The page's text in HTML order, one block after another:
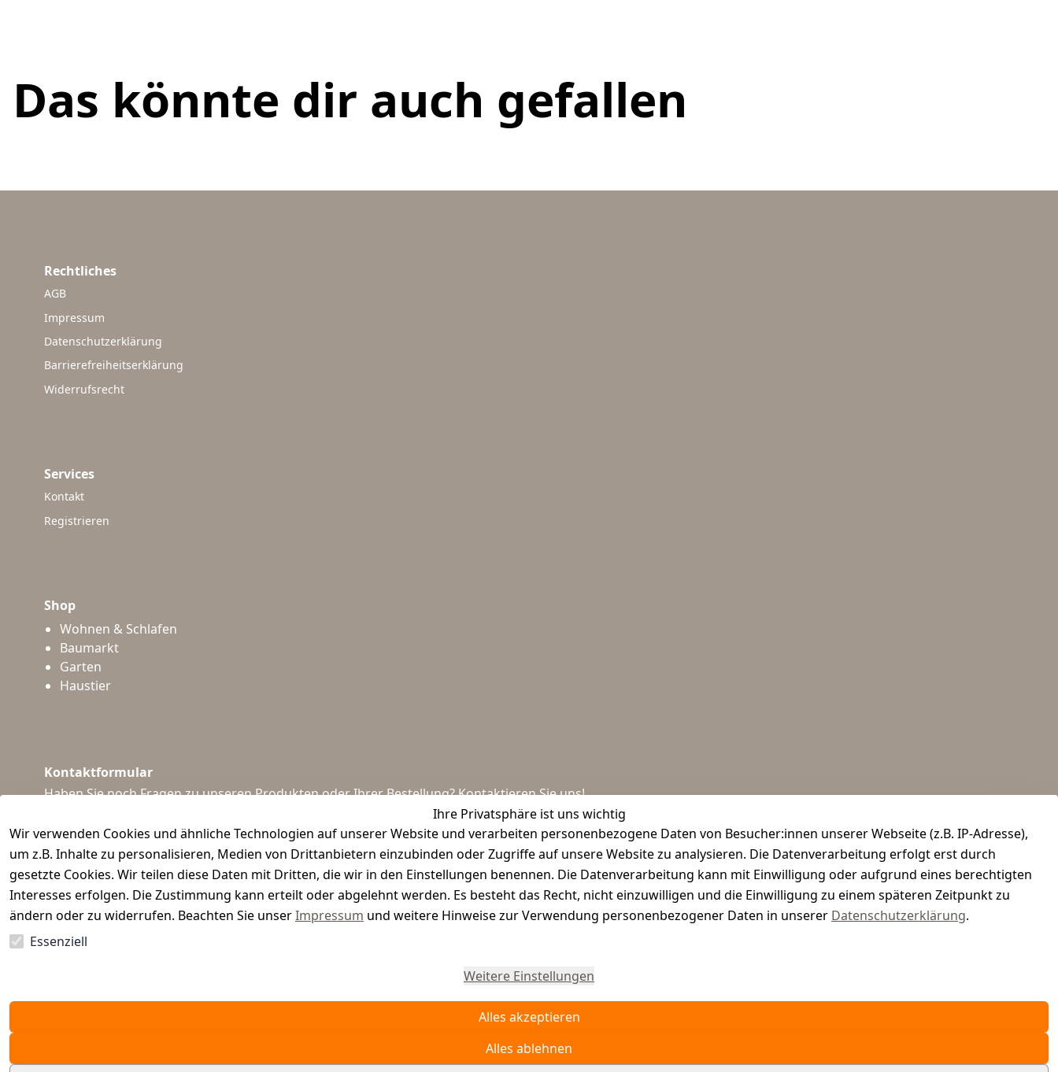
Das könnte dir auch gefallen
Ihre Privatsphäre ist uns wichtig
Wir verwenden Cookies und ähnliche Technologien auf unserer Website und verarbeiten personenbezogene Daten von Besucher:innen unserer Webseite (z.B. IP-Adresse),
um z.B. Inhalte zu personalisieren, Medien von Drittanbietern einzubinden oder Zugriffe auf unsere Website zu analysieren. Die Datenverarbeitung erfolgt erst durch
gesetzte Cookies. Wir teilen diese Daten mit Dritten, die wir in den Einstellungen benennen. Die Datenverarbeitung kann mit Einwilligung oder aufgrund eines berechtigten
Interesses erfolgen. Die Zustimmung kann erteilt oder abgelehnt werden. Es besteht das Recht, nicht einzuwilligen und die Einwilligung zu einem späteren Zeitpunkt zu
ändern oder zu widerrufen. Beachten Sie unserImpressum und weitere Hinweise zur Verwendung personenbezogener Daten in unserer Datenschutzerklärung.
Essenziell
Weitere Einstellungen
Alles akzeptieren
Alles ablehnen
Rechtliches
AGB
Impressum
Datenschutzerklärung
Barrierefreiheitserklärung
Widerrufsrecht
Services
Kontakt
Registrieren
Shop
Wohnen & Schlafen
Baumarkt
Garten
Haustier
Kontaktformular
Haben Sie noch Fragen zu unseren Produkten oder Ihrer Bestellung? Kontaktieren Sie uns!
support@waidmeister.de